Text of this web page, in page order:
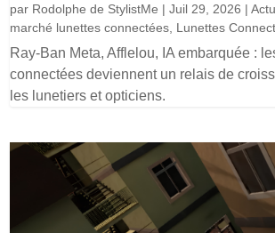
par Rodolphe de StylistMe |Juil 29, 2026 |
marché lunettes connectées Lunettes
Ray-Ban Meta, Afflelou, IA embarquée :
connectées deviennent un relais de
les lunetiers et opticiens.